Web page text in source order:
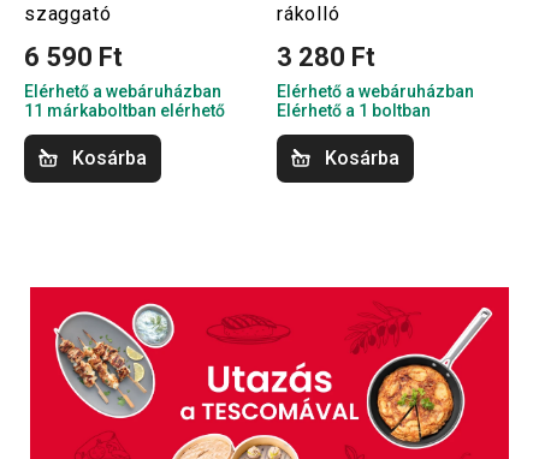
szaggató
6 590 Ft
Elérhető a webáruházban
11 márkaboltban elérhető
Kosárba
rákolló
3 280 Ft
Elérhető a webáruházban
Elérhető a 1 boltban
Kosárba